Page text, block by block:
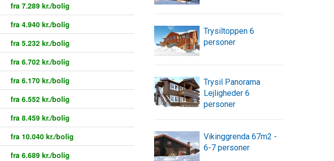
fra 7.289 kr./bolig
fra 4.940 kr./bolig
fra 5.232 kr./bolig
fra 6.702 kr./bolig
fra 6.170 kr./bolig
fra 6.552 kr./bolig
fra 8.459 kr./bolig
fra 10.040 kr./bolig
fra 6.689 kr./bolig
Trysiltoppen 6
personer
Trysil Panorama
Lejligheder 6
personer
Vikinggrenda 67m2 -
6-7 personer